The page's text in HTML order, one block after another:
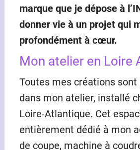
marque que je dépose à
donner vie à un projet qui
profondément à cœur.
Mon atelier en Loire
Toutes mes créations sont
dans mon atelier, installé
Loire-Atlantique. Cet
entièrement dédié à mon
de coupe, machine à